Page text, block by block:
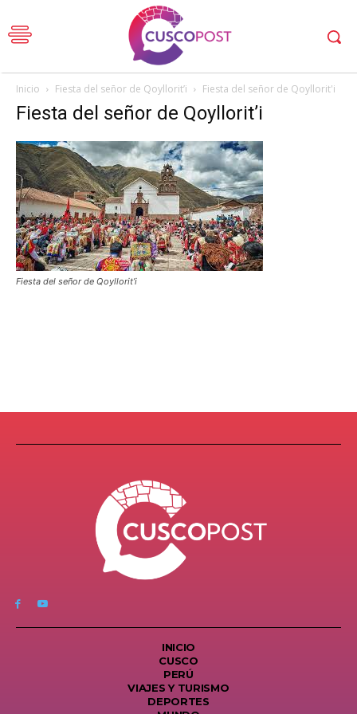
Inicio Fiesta del señor de Qoyllorit’i Fiesta del señor de Qoyllorit'i
Fiesta del señor de Qoyllorit’i
Fiesta del señor de Qoyllorit’i
INICIO
CUSCO
PERÚ
VIAJES Y TURISMO
DEPORTES